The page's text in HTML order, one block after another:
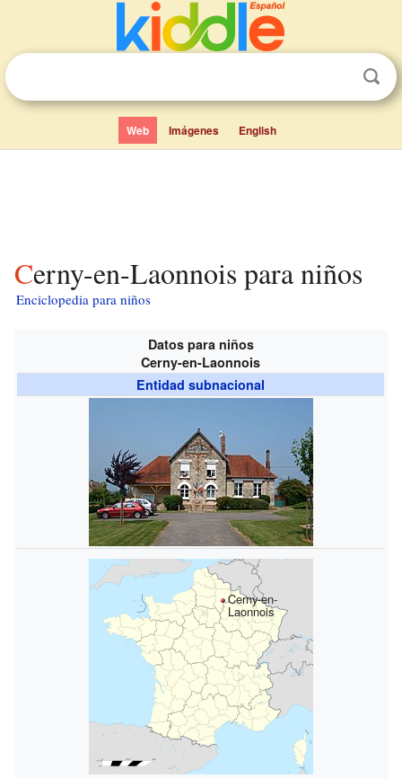
Web Imágenes English
Cerny-en-Laonnois para niños
Enciclopedia para niños
Datos para niños
Cerny-en-Laonnois
Entidad subnacional
Cerny-en-
Laonnois